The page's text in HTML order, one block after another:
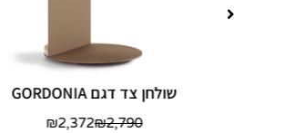
שולחן צד דגם GORDONIA
₪2,790
₪2,372